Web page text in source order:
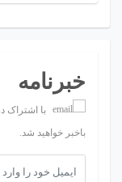
خبرنامه
با اشتراک
باخبر خواهید شد.